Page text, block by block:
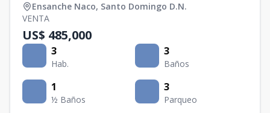
Ensanche Naco, Santo Domingo D.N.
VENTA
US$ 485,000
3
Hab.
3
Baños
1
½ Baños
3
Parqueo